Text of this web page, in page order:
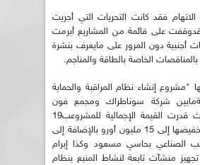
فقد كانت التحريات التي أجريت
على قائمة من المشاريع أبرمت
أجنبية دون المرور على مايعرف بنشرة
بالمناقصات الخاصة بالطاقة والمناجم.
"مشروع إنشاء نظام المراقبة والحماية
شركة سوناطراك ومجمع فون
فارك كونتال" حيث قدرت القيمة الإجمالية للمشروعب19
مليون أورو ليتم تخفيضها إلى 15 مليون أورو بالإضافة إلى
الصناعي بحاسي مسعود وكذا إبرام
منشآت تابعة لنشاط المنبع بنظام